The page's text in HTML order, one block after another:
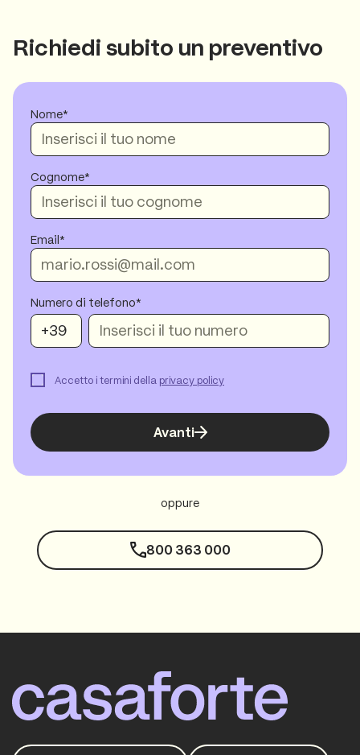
Richiedi subito un preventivo
Nome
Cognome
Email
Numero di telefono*
Accetto i termini della privacy policy
Avanti
oppure
800 363 000